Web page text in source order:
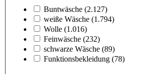
Buntwäsche (2.127)
weiße Wäsche (1.794)
Wolle (1.016)
Feinwäsche (232)
schwarze Wäsche (89)
Funktionsbekleidung (78)